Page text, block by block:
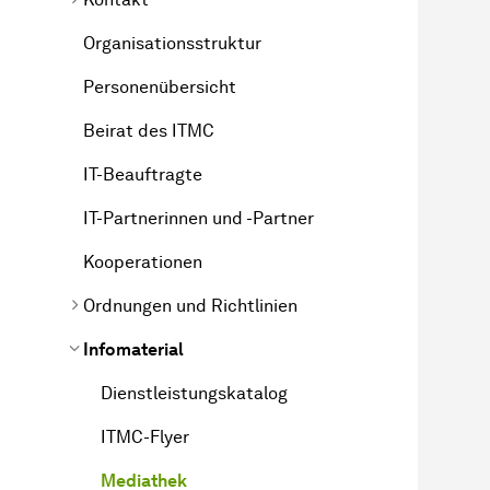
Organisationsstruktur
Personenübersicht
Beirat des ITMC
IT-Beauftragte
IT-Partnerinnen und -Partner
Kooperationen
Ordnungen und Richtlinien
Infomaterial
Dienstleistungskatalog
ITMC-Flyer
Mediathek